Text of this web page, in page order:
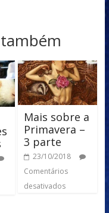
Mais sobre a
Primavera –
3 parte
23/10/2018
Comentários
desativados